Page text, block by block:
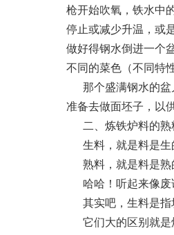
枪开始吹氧，铁水中
停止或减少升温，或
做好得钢水倒进一个
不同的菜色（不同特
那个盛满钢水的
准备去做面坯子，以
二、炼铁炉料的
生料，就是料是生
熟料，就是料是熟
哈哈！听起来像废
其实吧，生料是
它们大的区别就